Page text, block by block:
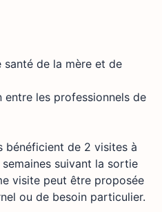
santé de la mère et de
les professionnels de
bénéficient de 2 visites à
semaines suivant la sortie
visite peut être proposée
ou de besoin particulier.